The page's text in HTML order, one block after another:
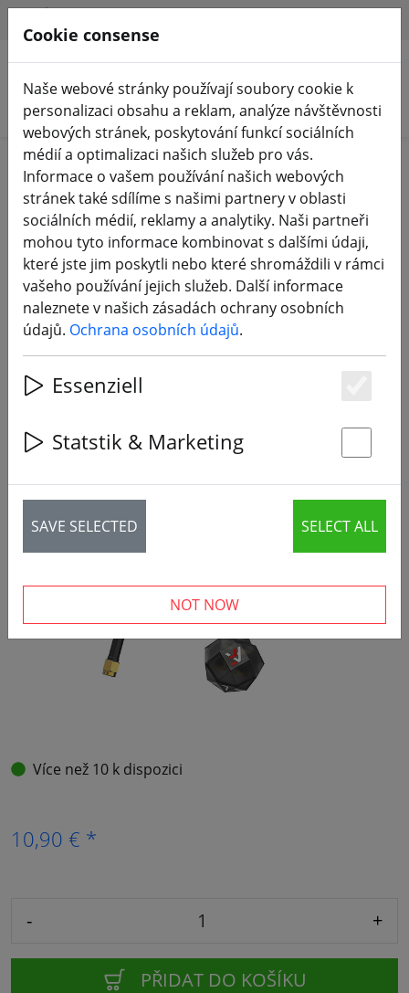
Hledat produkty
Home Komponenty FPV antény
Axisflying Prism V2 5,8 G LHCP 100
mm speciální edice FPV anténa
Více než 10 k dispozici
10,90 € *
- +
PŘIDAT DO KOŠÍKU
Cookie consense
Naše webové stránky používají soubory cookie k
personalizaci obsahu a reklam, analýze návštěvnosti
webových stránek, poskytování funkcí sociálních
médií a optimalizaci našich služeb pro vás.
Informace o vašem používání našich webových
stránek také sdílíme s našimi partnery v oblasti
sociálních médií, reklamy a analytiky. Naši partneři
mohou tyto informace kombinovat s dalšími údaji,
které jste jim poskytli nebo které shromáždili v rámci
vašeho používání jejich služeb. Další informace
naleznete v našich zásadách ochrany osobních
údajů. Ochrana osobních údajů.
Essenziell
Statstik & Marketing
SAVE SELECTED SELECT ALL
NOT NOW